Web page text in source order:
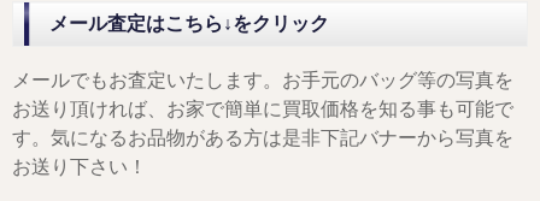
メール査定はこちら↓をクリック
メールでもお査定いたします。お手元のバッグ等の写真を
お送り頂ければ、お家で簡単に買取価格を知る事も可能で
す。気になるお品物がある方は是非下記バナーから写真を
お送り下さい！